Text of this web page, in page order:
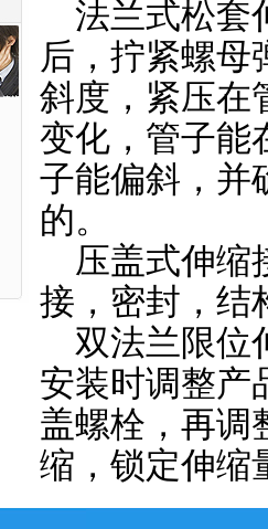
法兰式松套
后，拧紧螺母
斜度，紧压在
变化，管子能
子能偏斜，并
的。
压盖式伸缩
接，密封，
双法兰限位
安装时调整产
盖螺栓，再调
缩，锁定伸